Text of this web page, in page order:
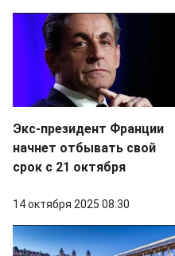
Экс-президент Франции
начнет отбывать свой
срок с 21 октября
14 октября 2025 08:30